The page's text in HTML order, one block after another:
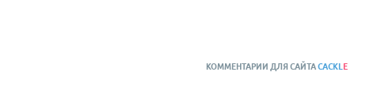
КОММЕНТАРИИ ДЛЯ САЙТАCACKL E